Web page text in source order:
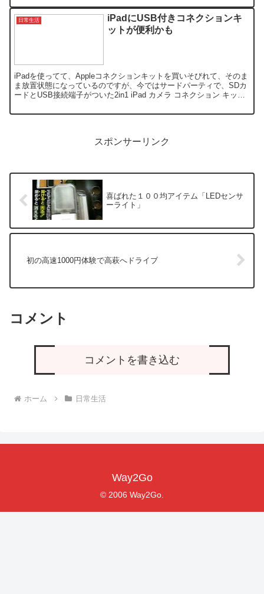
日常生活
iPadにUSB付きコネクションキ
ットが便利かも
iPadを使ってて、Appleコネクションキットを買いそびれて、そのま
ま放置状態になっているのですが、今ではサードパーティで、SDカ
ードとUSB接続端子がついた2in1 iPad カメラ コネクション キット
スポンサーリンク
喜ばれた１００均アイテム「LEDセンサ
ーライト」
初の高速1000円体験で高萩へドライブ
コメント
コメントを書き込む
ホーム 日常生活
Way2Go
© 2006 Way2Go.